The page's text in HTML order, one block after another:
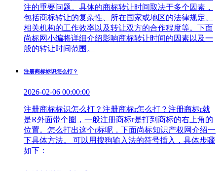
注的重要问题。具体的商标转让时间取决于多个因素，
包括商标转让的复杂性、所在国家或地区的法律规定、
相关机构的工作效率以及转让双方的合作程度等。下面
尚标网小编将详细介绍影响商标转让时间的因素以及一
般的转让时间范围。
注册商标标识怎么打？
2026-02-06 00:00:00
注册商标标识怎么打？注册商标r怎么打？注册商标r就
是R外面带个圈，一般注册商标r是打到商标的右上角的
位置。怎么打出这个r标呢，下面尚标知识产权网介绍一
下具体方法。 可以用搜狗输入法的符号插入，具体步骤
如下：